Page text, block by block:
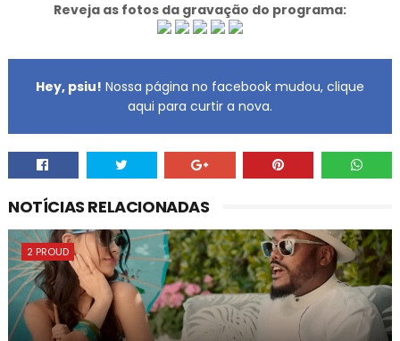
Reveja as fotos da gravação do programa:
Hey, psiu! Nossa página no facebook mudou, clique
aqui para curtir a nova.
NOTÍCIAS RELACIONADAS
2 PROUD